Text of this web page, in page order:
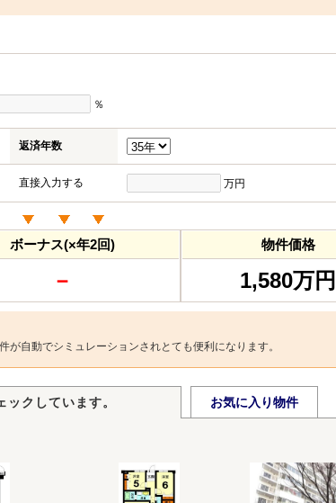
％
返済年数
直接入力する 万円
ボーナス(×年2回)
－
物件価格
1,580万円
が自動でシミュレーションされとても便利になります。
クしています。 お気に入り物件